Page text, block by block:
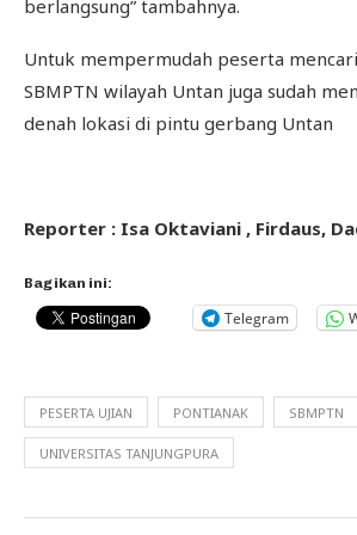
berlangsung” tambahnya.
Untuk mempermudah peserta
SBMPTN wilayah Untan juga sudah
denah lokasi di pintu gerbang Untan
Reporter : Isa Oktaviani , Firdaus,
Bagikan ini:
Telegram
PESERTA UJIAN PONTIANAK SBMPTN
UNIVERSITAS TANJUNGPURA